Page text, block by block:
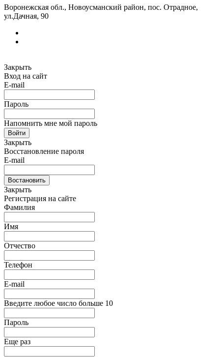
Воронежская обл., Новоусманский район, пос. Отрадное,
ул.Дачная, 90
Закрыть
Вход на сайт
E-mail
Пароль
Напомнить мне мой пароль
Войти
Закрыть
Восстановление пароля
E-mail
Востановить
Закрыть
Регистрация на сайте
Фамилия
Имя
Отчество
Телефон
E-mail
Введите любое число больше 10
Пароль
Еще раз